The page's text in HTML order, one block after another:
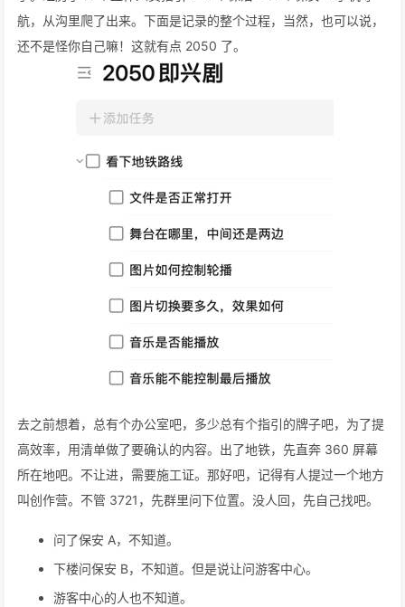
航，从沟里爬了出来。下面是记录的整个过程，当然，也可以说，
还不是怪你自己嘛！这就有点 2050 了。
去之前想着，总有个办公室吧，多少总有个指引的牌子吧，为了提
高效率，用清单做了要确认的内容。出了地铁，先直奔 360 屏幕
所在地吧。不让进，需要施工证。那好吧，记得有人提过一个地方
叫创作营。不管 3721，先群里问下位置。没人回，先自己找吧。
问了保安 A，不知道。
下楼问保安 B，不知道。但是说让问游客中心。
游客中心的人也不知道。